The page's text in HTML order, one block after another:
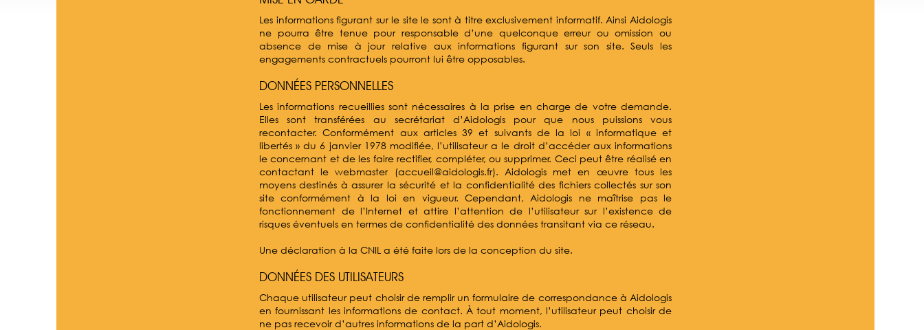
Les informations figurant sur le site le sont à titre exclusivement informatif. Ainsi Aidologis
ne pourra être tenue pour responsable d’une quelconque erreur ou omission ou
absence de mise à jour relative aux informations figurant sur son site. Seuls les
engagements contractuels pourront lui être opposables.
DONNÉES PERSONNELLES
Les informations recueillies sont nécessaires à la prise en charge de votre demande.
Elles sont transférées au secrétariat d’Aidologis pour que nous puissions vous
recontacter. Conformément aux articles 39 et suivants de la loi « informatique et
libertés » du 6 janvier 1978 modifiée, l’utilisateur a le droit d’accéder aux informations
le concernant et de les faire rectifier, compléter, ou supprimer. Ceci peut être réalisé en
contactant le webmaster (accueil@aidologis.fr). Aidologis met en œuvre tous les
moyens destinés à assurer la sécurité et la confidentialité des fichiers collectés sur son
site conformément à la loi en vigueur. Cependant, Aidologis ne maîtrise pas le
fonctionnement de l’Internet et attire l’attention de l’utilisateur sur l’existence de
risques éventuels en termes de confidentialité des données transitant via ce réseau.
Une déclaration à la CNIL a été faite lors de la conception du site.
DONNÉES DES UTILISATEURS
Chaque utilisateur peut choisir de remplir un formulaire de correspondance à Aidologis
en fournissant les informations de contact. À tout moment, l’utilisateur peut choisir de
ne pas recevoir d’autres informations de la part d’Aidologis.